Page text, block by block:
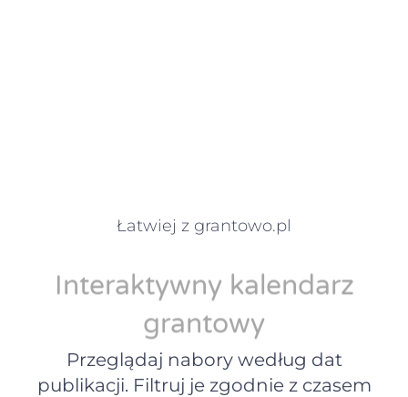
Łatwiej z grantowo.pl
Interaktywny kalendarz
grantowy
Przeglądaj nabory według dat
publikacji. Filtruj je zgodnie z czasem